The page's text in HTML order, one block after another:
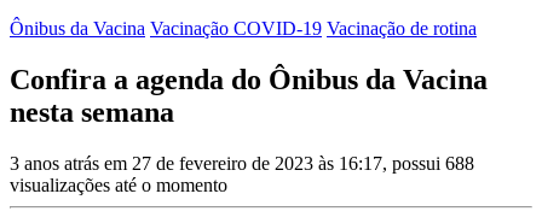
Ônibus da Vacina Vacinação COVID-19 Vacinação de rotina
Confira a agenda do Ônibus da Vacina
nesta semana
3 anos atrás em 27 de fevereiro de 2023 às 16:17, possui 688
visualizações até o momento